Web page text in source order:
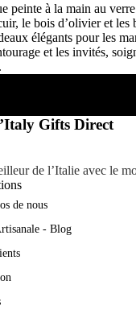
peinte à la main au
le bois d’olivier et
élégants pour les
et les invités,
Gifts Direct
de l’Italie avec le
de nous
- Blog